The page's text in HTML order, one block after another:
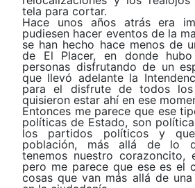
tela para cortar.
Hace unos años atrás era
pudiesen hacer eventos de la
se han hecho hace menos de
de El Placer, en donde
personas disfrutando de un
que llevó adelante la
para el disfrute de todos los
quisieron estar ahí en ese
Entonces me parece que ese
políticas de Estado, son
los partidos políticos y
población, más allá de lo
tenemos nuestro corazoncito,
pero me parece que ese es el
cosas que van más allá de